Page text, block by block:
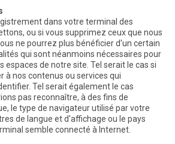
dans votre terminal des
ou si vous supprimez ceux que nous
ne pourrez plus bénéficier d'un certain
qui sont néanmoins nécessaires pour
espaces de notre site. Tel serait le cas si
à nos contenus ou services qui
Tel serait également le cas
pas reconnaître, à des fins de
le type de navigateur utilisé par votre
de langue et d'affichage ou le pays
semble connecté à Internet.